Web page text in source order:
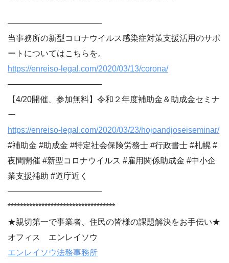
———————————–
当事務所の新型コロナウイルス感染症対策支援活用のサポ
ートについてはこちらを。
https://enreiso-legal.com/2020/03/13/corona/
———————————–
【4/20開催、参加無料】令和２年度補助金＆助成金セミナ
ー
https://enreiso-legal.com/2020/03/23/hojoandjoseiseminar/
#補助金 #助成金 #特定社会保険労務士 #行政書士 #札幌 #
夜間開催 #新型コロナウイルス #雇用関係助成金 #中小企
業支援補助 #道庁近く
———————————–
***********************************
★親切第一で事業者、住民の皆様の課題解決をお手伝い★
オフィス エンレイソウ
エンレイソウ法務事務所